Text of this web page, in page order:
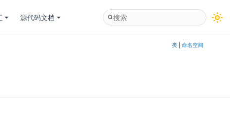
源代码文档
类| 命名空间